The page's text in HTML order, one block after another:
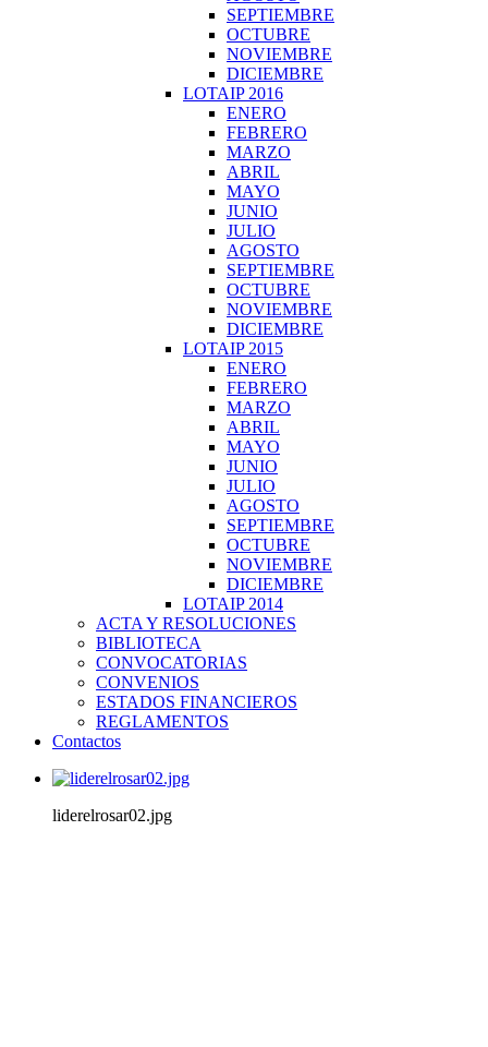
SEPTIEMBRE
OCTUBRE
NOVIEMBRE
DICIEMBRE
LOTAIP 2016
ENERO
FEBRERO
MARZO
ABRIL
MAYO
JUNIO
JULIO
AGOSTO
SEPTIEMBRE
OCTUBRE
NOVIEMBRE
DICIEMBRE
LOTAIP 2015
ENERO
FEBRERO
MARZO
ABRIL
MAYO
JUNIO
JULIO
AGOSTO
SEPTIEMBRE
OCTUBRE
NOVIEMBRE
DICIEMBRE
LOTAIP 2014
ACTA Y RESOLUCIONES
BIBLIOTECA
CONVOCATORIAS
CONVENIOS
ESTADOS FINANCIEROS
REGLAMENTOS
Contactos
liderelrosar02.jpg